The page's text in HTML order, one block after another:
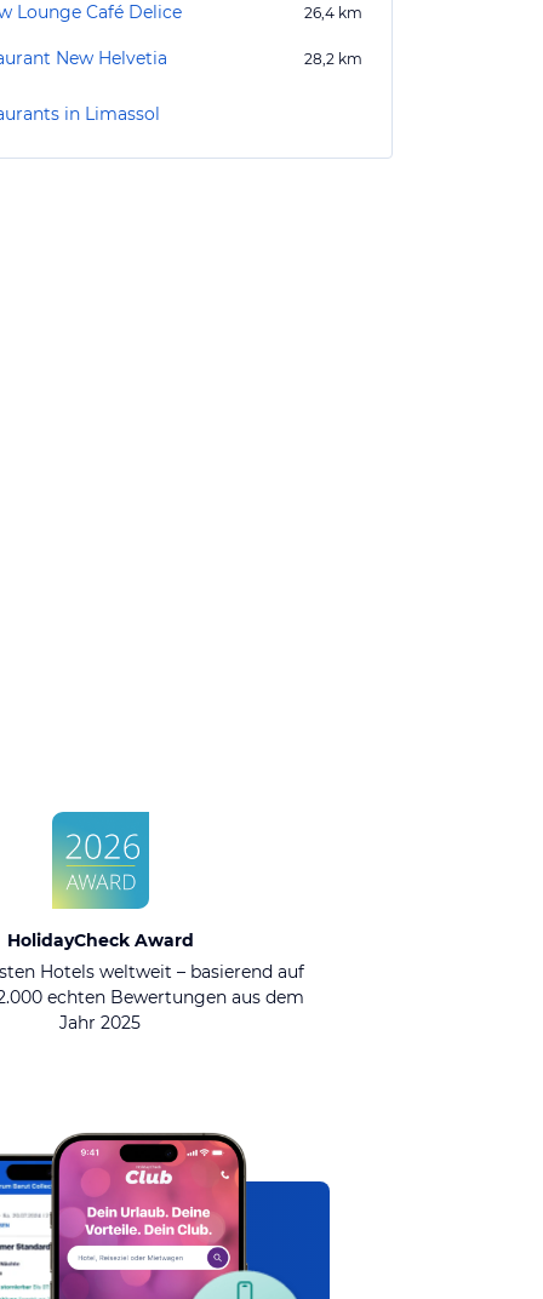
Lounge Café Delice 26,4 km
New Helvetia 28,2 km
in Limassol
HolidayCheck Award
Hotels weltweit – basierend auf
echten Bewertungen aus dem
Jahr 2025